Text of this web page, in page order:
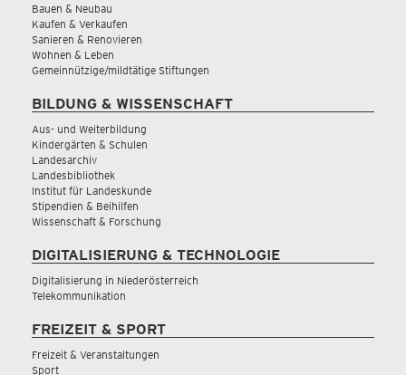
Bauen & Neubau
Kaufen & Verkaufen
Sanieren & Renovieren
Wohnen & Leben
Gemeinnützige/mildtätige Stiftungen
BILDUNG & WISSENSCHAFT
Aus- und Weiterbildung
Kindergärten & Schulen
Landesarchiv
Landesbibliothek
Institut für Landeskunde
Stipendien & Beihilfen
Wissenschaft & Forschung
DIGITALISIERUNG & TECHNOLOGIE
Digitalisierung in Niederösterreich
Telekommunikation
FREIZEIT & SPORT
Freizeit & Veranstaltungen
Sport